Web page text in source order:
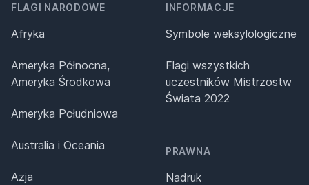
FLAGI NARODOWE
Afryka
Ameryka Północna,
Ameryka Środkowa
Ameryka Południowa
Australia i Oceania
Azja
INFORMACJE
Symbole weksylologiczne
Flagi wszystkich
uczestników Mistrzostw
Świata 2022
PRAWNA
Nadruk